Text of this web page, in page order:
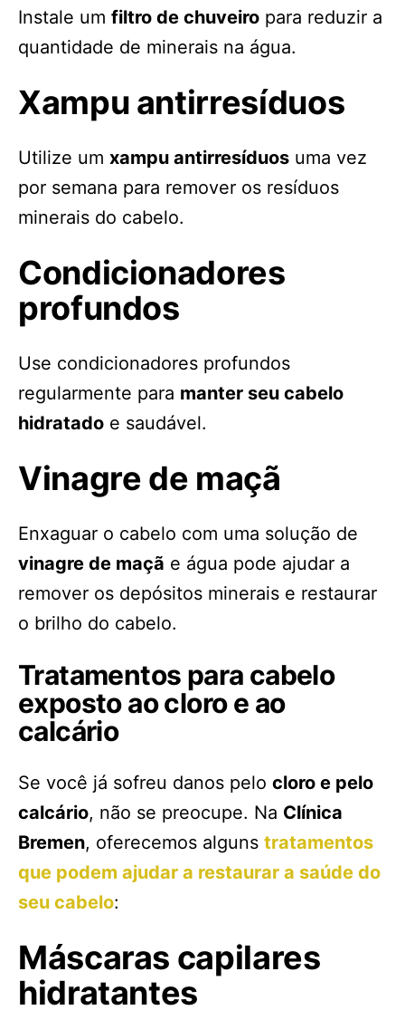
Instale um filtro de chuveiro para reduzir a
quantidade de minerais na água.
Xampu antirresíduos
Utilize um xampu antirresíduos uma vez
por semana para remover os resíduos
minerais do cabelo.
Condicionadores
profundos
Use condicionadores profundos
regularmente para manter seu cabelo
hidratado e saudável.
Vinagre de maçã
Enxaguar o cabelo com uma solução de
vinagre de maçã e água pode ajudar a
remover os depósitos minerais e restaurar
o brilho do cabelo.
Tratamentos para cabelo
exposto ao cloro e ao
calcário
Se você já sofreu danos pelo cloro e pelo
calcário, não se preocupe. Na Clínica
Bremen, oferecemos alguns tratamentos
que podem ajudar a restaurar a saúde do
seu cabelo:
Máscaras capilares
hidratantes